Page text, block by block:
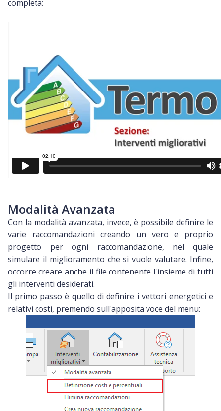
completa:
Modalità Avanzata
Con la modalità avanzata, invece, è possibile definire le
varie raccomandazioni creando un vero e proprio
progetto per ogni raccomandazione, nel quale
simulare il miglioramento che si vuole valutare. Infine,
occorre creare anche il file contenente l'insieme di tutti
gli interventi desiderati.
Il primo passo è quello di definire i vettori energetici e
relativi costi, premendo sull'apposita voce del menu: